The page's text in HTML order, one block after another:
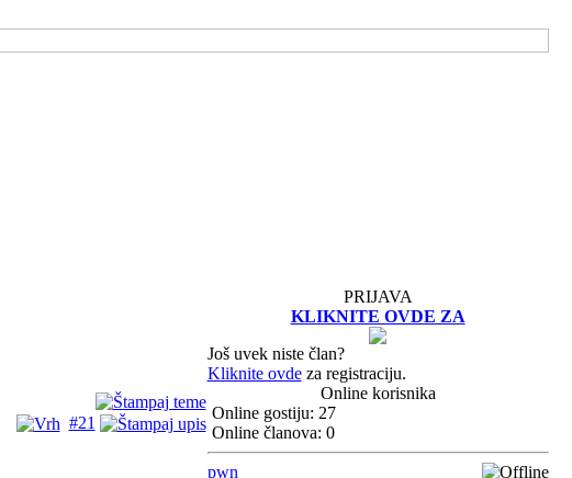
#21
PRIJAVA
KLIKNITE OVDE ZA
Još uvek niste član?
Kliknite ovdeza registraciju.
Online korisnika
Online gostiju: 27
Online članova: 0
pwn